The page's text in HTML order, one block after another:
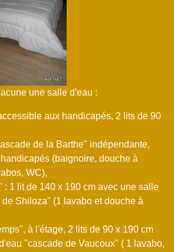
une salle d'eau :
aux handicapés, 2 lits de 90
de la Barthe" indépendante,
(baignoire, douche à
WC),
: 1 lit de 140 x 190 cm avec une salle
Shiloza" (1 lavabo et douche à
à l'étage, 2 lits de 90 x 190 cm
"cascade de Vaucoux" ( 1 lavabo,